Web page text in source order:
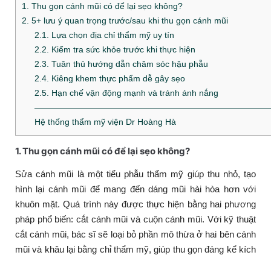
1. Thu gọn cánh mũi có để lại sẹo không?
2. 5+ lưu ý quan trọng trước/sau khi thu gọn cánh mũi
2.1. Lựa chọn địa chỉ thẩm mỹ uy tín
2.2. Kiểm tra sức khỏe trước khi thực hiện
2.3. Tuân thủ hướng dẫn chăm sóc hậu phẫu
2.4. Kiêng khem thực phẩm dễ gây sẹo
2.5. Hạn chế vận động mạnh và tránh ánh nắng
Hệ thống thẩm mỹ viện Dr Hoàng Hà
1. Thu gọn cánh mũi có để lại sẹo không?
Sửa cánh mũi là một tiểu phẫu thẩm mỹ giúp thu nhỏ, tạo
hình lại cánh mũi để mang đến dáng mũi hài hòa hơn với
khuôn mặt. Quá trình này được thực hiện bằng hai phương
pháp phổ biến: cắt cánh mũi và cuộn cánh mũi. Với kỹ thuật
cắt cánh mũi, bác sĩ sẽ loại bỏ phần mô thừa ở hai bên cánh
mũi và khâu lại bằng chỉ thẩm mỹ, giúp thu gọn đáng kể kích